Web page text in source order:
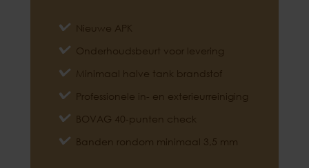
Nieuwe APK
Onderhoudsbeurt voor levering
Minimaal halve tank brandstof
Professionele in- en exterieurreiniging
BOVAG 40-punten check
Banden rondom minimaal 3,5 mm